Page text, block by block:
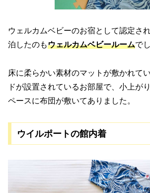
ウェルカムベビーのお宿として認定さ
泊したのもウェルカムベビールームで
床に柔らかい素材のマットが敷かれて
ドが設置されているお部屋で、小上が
ペースに布団が敷いてありました。
ウイルポートの館内着